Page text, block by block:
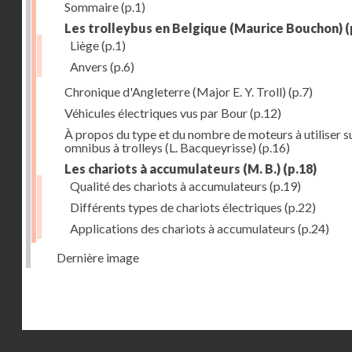
Sommaire(p.1)
Les trolleybus en Belgique (Maurice Bouchon)
Liège(p.1)
Anvers (p.6)
Chronique d'Angleterre (Major E. Y. Troll) (p.7)
Véhicules électriques vus par Bour(p.12)
À propos du type et du nombre de moteurs à utiliser
omnibus à trolleys (L. Bacqueyrisse) (p.16)
Les chariots à accumulateurs (M. B.) (p.18)
Qualité des chariots à accumulateurs (p.19)
Différents types de chariots électriques (p.22)
Applications des chariots à accumulateurs (p.24)
Dernière image